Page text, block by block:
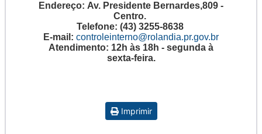
Endereço: Av. Presidente Bernardes,809 -
Centro.
Telefone: (43) 3255-8638
E-mail: controleinterno@rolandia.pr.gov.br
Atendimento: 12h às 18h - segunda à
sexta-feira.
Imprimir